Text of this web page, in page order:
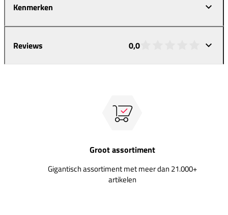
Kenmerken
Reviews 0,0
Groot assortiment
Gigantisch assortiment met meer dan 21.000+
artikelen